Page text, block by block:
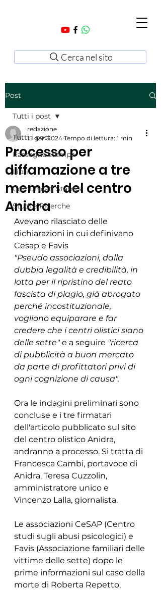
Cerca nel sito
Post
Tutti i post
Rassegna stampa
Libri
Comunicati Stampa
Studi e Ricerche
Tutti i post
Processo per
diffamazione a tre
membri del centro
Anidra
redazione
15 gen 2024 Tempo di lettura: 1 min
Avevano rilasciato delle
dichiarazioni in cui definivano
Cesap e Favis
"Pseudo associazioni, dalla
dubbia legalità e credibilità, in
lotta per il ripristino del reato
fascista di plagio, già abrogato
perché incostituzionale,
vogliono equiparare e far
credere che i centri olistici siano
delle sette" e a seguire "ricerca
di pubblicità a buon mercato
da parte di profittatori privi di
ogni cognizione di causa".
Ora le indagini preliminari sono
concluse e i tre firmatari
dell'articolo pubblicato sul sito
del centro olistico Anidra,
andranno a processo. Si tratta di
Francesca Cambi, portavoce di
Anidra, Teresa Cuzzolin,
amministratore unico e
Vincenzo Lalla, giornalista.
Le associazioni CeSAP (Centro
studi sugli abusi psicologici) e
Favis (Associazione familiari delle
vittime delle sette) dopo le
prime informazioni sul caso della
morte di Roberta Repetto,